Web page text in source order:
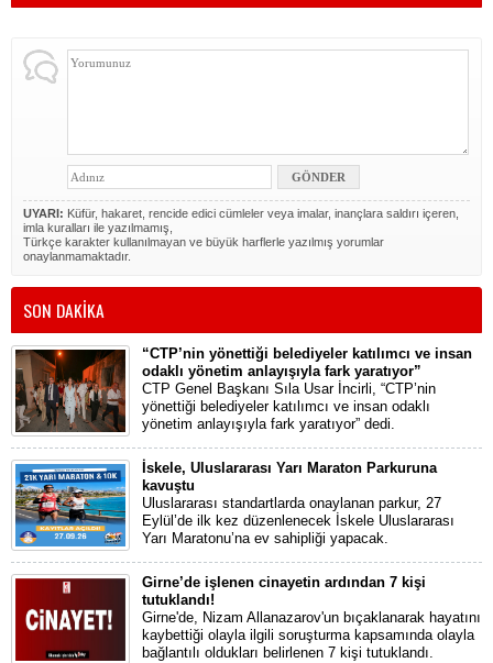
UYARI: Küfür, hakaret, rencide edici cümleler veya imalar, inançlara saldırı içeren,
imla kuralları ile yazılmamış,
Türkçe karakter kullanılmayan ve büyük harflerle yazılmış yorumlar
onaylanmamaktadır.
SON DAKİKA
“CTP’nin yönettiği belediyeler katılımcı ve insan
odaklı yönetim anlayışıyla fark yaratıyor”
CTP Genel Başkanı Sıla Usar İncirli, “CTP’nin
yönettiği belediyeler katılımcı ve insan odaklı
yönetim anlayışıyla fark yaratıyor” dedi.
İskele, Uluslararası Yarı Maraton Parkuruna
kavuştu
Uluslararası standartlarda onaylanan parkur, 27
Eylül’de ilk kez düzenlenecek İskele Uluslararası
Yarı Maratonu’na ev sahipliği yapacak.
Girne’de işlenen cinayetin ardından 7 kişi
tutuklandı!
Girne'de, Nizam Allanazarov'un bıçaklanarak hayatını
kaybettiği olayla ilgili soruşturma kapsamında olayla
bağlantılı oldukları belirlenen 7 kişi tutuklandı.